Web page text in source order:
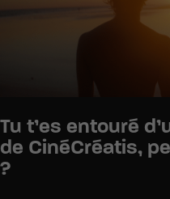
Tu t’es entouré
de CinéCréatis,
?